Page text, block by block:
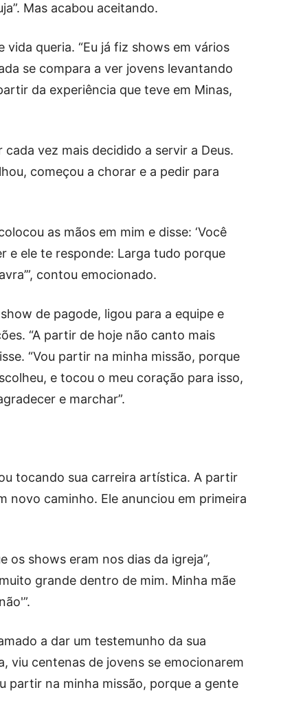
Mas acabou aceitando.
queria. “Eu já fiz shows em vários
se compara a ver jovens levantando
da experiência que teve em Minas,
vez mais decidido a servir a Deus.
começou a chorar e a pedir para
as mãos em mim e disse: ‘Você
e ele te responde: Larga tudo porque
contou emocionado.
de pagode, ligou para a equipe e
“A partir de hoje não canto mais
“Vou partir na minha missão, porque
e tocou o meu coração para isso,
e marchar”.
tocando sua carreira artística. A partir
novo caminho. Ele anunciou em primeira
os shows eram nos dias da igreja”,
grande dentro de mim. Minha mãe
a dar um testemunho da sua
viu centenas de jovens se emocionarem
partir na minha missão, porque a gente